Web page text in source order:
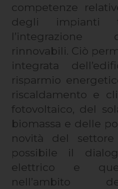
competenze
degli impianti
rinnovabili. Ciò
integrata
risparmio
riscaldamento e
fotovoltaico, del
biomassa e delle
novità del
possibile il
elettrico e
nell’ambito